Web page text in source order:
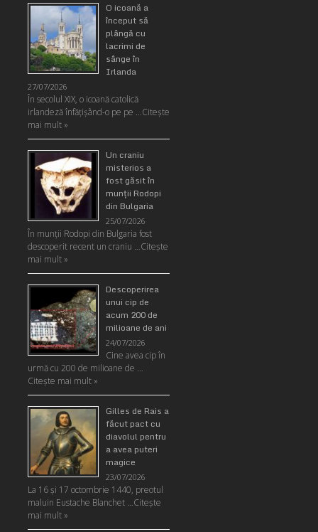
O icoană a
început să
plângă cu
lacrimi de
sânge în
Irlanda
27/07/2026
În secolul XIX, o icoană catolică
irlandeză înfățișând-o pe pe …Citeşte
mai mult »
Un craniu
misterios a
fost găsit în
munţii Rodopi
din Bulgaria
25/07/2026
În munţii Rodopi din Bulgaria fost
descoperit recent un craniu …Citeşte
mai mult »
Descoperirea
unui cip de
acum 200 de
milioane de ani
24/07/2026
Cine avea cip în
urmă cu 200 de milioane de …
Citeşte mai mult »
Gilles de Rais a
făcut pact cu
diavolul pentru
a avea puteri
magice
23/07/2026
La 16 și 17 octombrie 1440, preotul
maluin Eustache Blanchet …Citeşte
mai mult »